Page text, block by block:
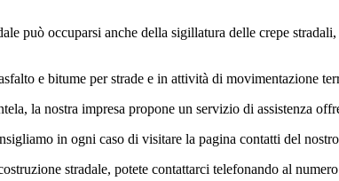
può occuparsi anche della sigillatura delle crepe
e bitume per strade e in attività di movimentazione
la nostra impresa propone un servizio di assistenza
in ogni caso di visitare la pagina contatti del
stradale, potete contattarci telefonando al